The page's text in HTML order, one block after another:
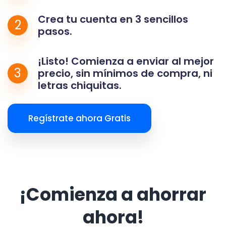
2
Crea tu cuenta en 3 sencillos
pasos.
3
¡Listo! Comienza a enviar al mejor
precio, sin mínimos de compra, ni
letras chiquitas.
Regístrate ahora Gratis
¡Comienza a ahorrar
ahora!